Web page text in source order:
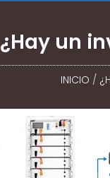
¿Hay un
INICIO /